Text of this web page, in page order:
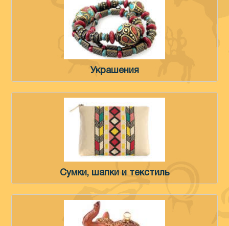
Украшения
Сумки, шапки и текстиль